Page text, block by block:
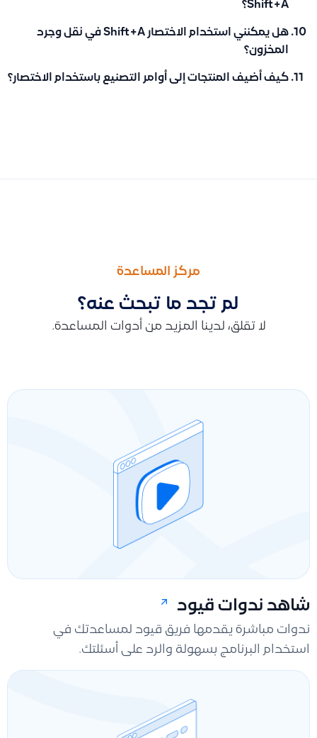
Shift+A؟
هل يمكنني استخدام الاختصار Shift+A في نقل وجرد
المخزون؟
كيف أضيف المنتجات إلى أوامر التصنيع باستخدام الاختصار؟
مركز المساعدة
لم تجد ما تبحث عنه؟
لا تقلق، لدينا المزيد من أدوات المساعدة.
شاهد ندوات قيود
ندوات مباشرة يقدمها فريق قيود لمساعدتك في
استخدام البرنامج بسهولة والرد على أسئلتك.